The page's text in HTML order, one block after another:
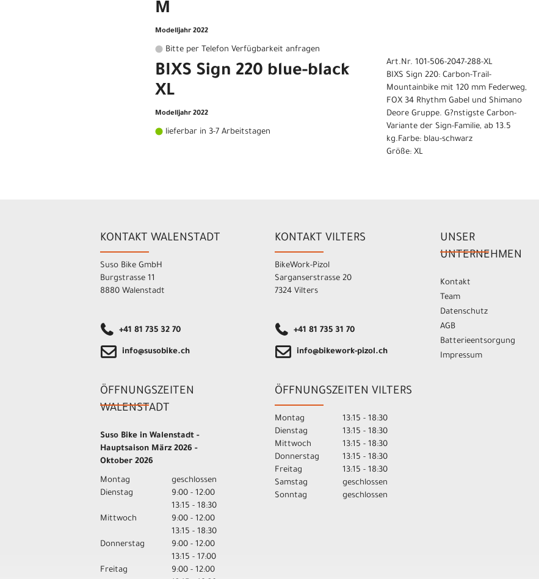
M
Modelljahr 2022
Bitte per Telefon Verfügbarkeit anfragen
BIXS Sign 220 blue-black
XL
Modelljahr 2022
lieferbar in 3-7 Arbeitstagen
Art.Nr. 101-506-2047-288-XL
BIXS Sign 220: Carbon-Trail-
Mountainbike mit 120 mm Federweg,
FOX 34 Rhythm Gabel und Shimano
Deore Gruppe. G?nstigste Carbon-
Variante der Sign-Familie, ab 13.5
kg.Farbe: blau-schwarz
Größe: XL
KONTAKT WALENSTADT
Suso Bike GmbH
Burgstrasse 11
8880 Walenstadt
+41 81 735 32 70
info@susobike.ch
ÖFFNUNGSZEITEN
WALENSTADT
Suso Bike in Walenstadt -
Hauptsaison März 2026 -
Oktober 2026
Montag
geschlossen
Dienstag
9:00 - 12:00
13:15 - 18:30
Mittwoch
9:00 - 12:00
13:15 - 18:30
Donnerstag
9:00 - 12:00
13:15 - 17:00
Freitag
9:00 - 12:00
KONTAKT VILTERS
BikeWork-Pizol
Sarganserstrasse 20
7324 Vilters
+41 81 735 31 70
info@bikework-pizol.ch
ÖFFNUNGSZEITEN VILTERS
Montag
13:15 - 18:30
Dienstag
13:15 - 18:30
Mittwoch
13:15 - 18:30
Donnerstag
13:15 - 18:30
Freitag
13:15 - 18:30
Samstag
geschlossen
Sonntag
geschlossen
UNSER
UNTERNEHMEN
Kontakt
Team
Datenschutz
AGB
Batterieentsorgung
Impressum